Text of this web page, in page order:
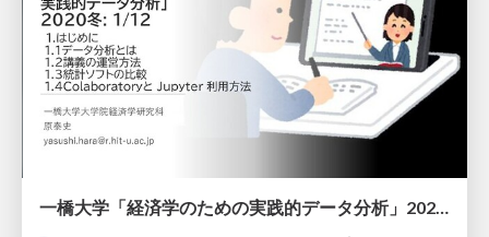
一橋大学「経済学のための実践的データ分析」2020冬 1/12